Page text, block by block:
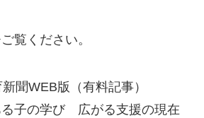
覧ください。
聞WEB版（有料記事）
る子の学び 広がる支援の現在